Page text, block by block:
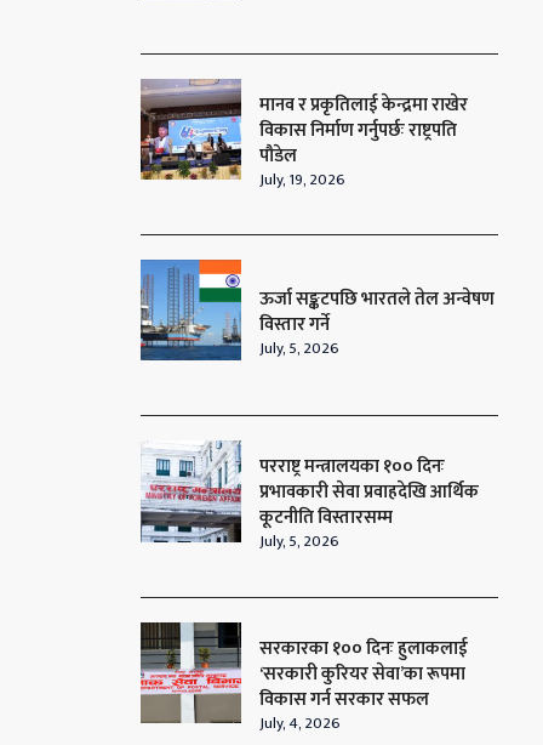
मानव र प्रकृतिलाई केन्द्रमा राखेर
विकास निर्माण गर्नुपर्छः राष्ट्रपति
पौडेल
July, 19, 2026
ऊर्जा सङ्कटपछि भारतले तेल अन्वेषण
विस्तार गर्ने
July, 5, 2026
परराष्ट्र मन्त्रालयका १०० दिनः
प्रभावकारी सेवा प्रवाहदेखि आर्थिक
कूटनीति विस्तारसम्म
July, 5, 2026
सरकारका १०० दिनः हुलाकलाई
‘सरकारी कुरियर सेवा’का रूपमा
विकास गर्न सरकार सफल
July, 4, 2026